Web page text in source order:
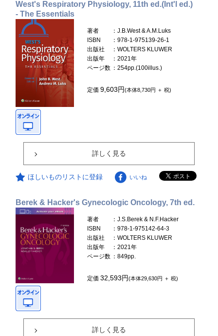
West's Respiratory Physiology, 11th ed.(Int'l ed.)
- The Essentials
著者
：J.B.West & A.M.Luks
ISBN
：978-1-975139-26-1
出版社
：WOLTERS KLUWER
出版年
：2021年
ページ数 ：254pp.(100illus.)
定価9,603円(本体8,730円 ＋ 税)
詳しく見る
ほしいものリストに登録 いいね
Berek & Hacker's Gynecologic Oncology, 7th ed.
著者
：J.S.Berek & N.F.Hacker
ISBN
：978-1-975142-64-3
出版社
：WOLTERS KLUWER
出版年
：2021年
ページ数 ：849pp.
定価32,593円(本体29,630円 ＋ 税)
詳しく見る